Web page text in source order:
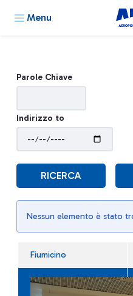
Menu
Parole Chiave
Indirizzo to
RICERCA
Nessun elemento è stato
Fiumicino
Infrastrutture